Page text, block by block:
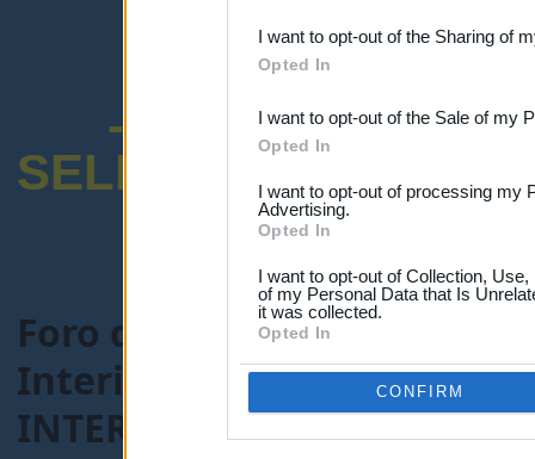
Downstream Participants
third parties.
I want to opt-out of the Sharing of
Opted In
I want to opt-out of the Sale of my
Opted In
I want to opt-out of processing my
Advertising.
Opted In
I want to opt-out of Collection,
of my Personal Data that Is
it was collected.
Opted In
CONFIRM
-ENCUESTA
SELECTIVO
Foro de Maestros25
Interinos-Maestros>
INTERINOS QUE NO SE